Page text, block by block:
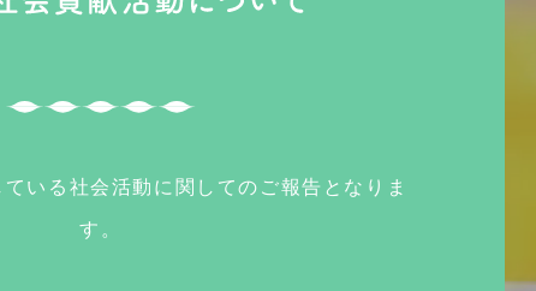
いる社会活動に関してのご報告となりま
す。